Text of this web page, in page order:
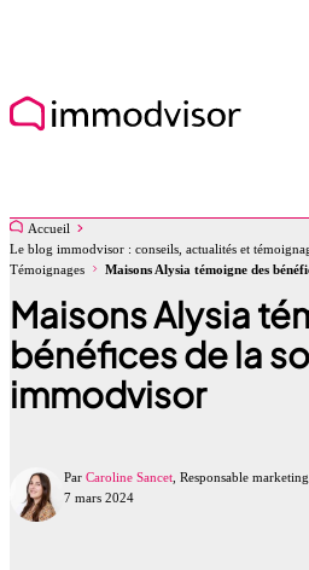
Accueil
Le blog immodvisor : conseils, actualités et
Témoignages
Maisons Alysia témoigne des
Maisons Alysia
bénéfices de la
immodvisor
Par Caroline Sancet, Responsable
7 mars 2024